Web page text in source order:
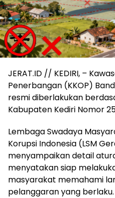
JERAT.ID // KEDIRI, –
Penerbangan (KKOP)
resmi diberlakukan
Kabupaten Kediri Nomor
Lembaga Swadaya
Korupsi Indonesia (LSM
menyampaikan detail
menyatakan siap
masyarakat memahami
pelanggaran yang berlaku.